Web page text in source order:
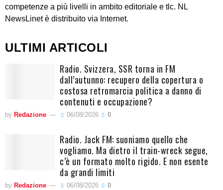
competenze a più livelli in ambito editoriale e tlc. NL
NewsLinet è distribuito via Internet.
ULTIMI ARTICOLI
Radio. Svizzera, SSR torna in FM
dall’autunno: recupero della copertura o
costosa retromarcia politica a danno di
contenuti e occupazione?
by Redazione 06/08/2026 0
Radio. Jack FM: suoniamo quello che
vogliamo. Ma dietro il train-wreck segue,
c’è un formato molto rigido. E non esente
da grandi limiti
by Redazione 06/08/2026 0